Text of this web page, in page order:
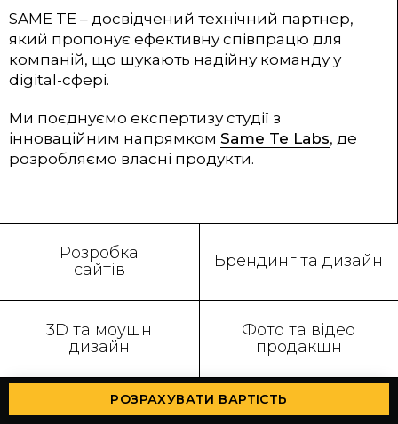
SAME TE – досвідчений технічний партнер,
який пропонує ефективну співпрацю для
компаній, що шукають надійну команду у
digital-сфері.
Ми поєднуємо експертизу студії з
інноваційним напрямком Same Te Labs, де
розробляємо власні продукти.
Розробка
сайтів
Брендинг та дизайн
3D та моушн
дизайн
Фото та відео
продакшн
РОЗРАХУВАТИ ВАРТІСТЬ